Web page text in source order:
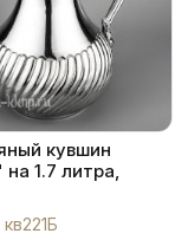
кувшин
1.7 литра,